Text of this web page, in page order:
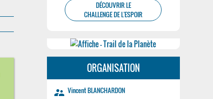
DÉCOUVRIR LE
CHALLENGE DE L'ESPOIR
ORGANISATION
supervisor_account Vincent BLANCHARDON